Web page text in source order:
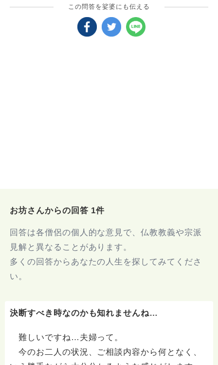
この問答を娑婆にも伝える
お坊さんからの回答 1件
回答は各僧侶の個人的な意見で、仏教教義や宗派
見解と異なることがあります。
多くの回答からあなたの人生を探してみてくださ
い。
決断すべき時なのかも知れませんね…
難しいですね…夫婦って。
今のお二人の状況、ご相談内容から何となく、